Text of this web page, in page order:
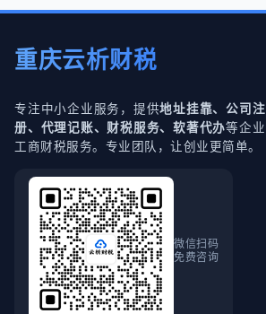
重庆云析财税
专注中小企业服务，提供地址挂靠、公司注
册、代理记账、财税服务、软著代办等企业
工商财税服务。专业团队，让创业更简单。
微信扫码
免费咨询